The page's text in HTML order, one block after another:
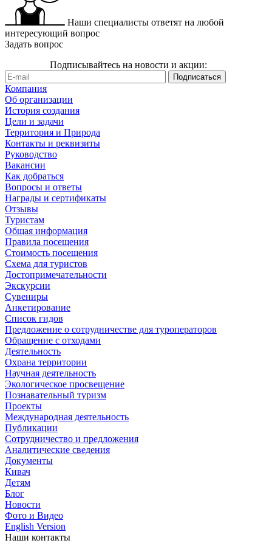
Наши специалисты ответят на любой
интересующий вопрос
Задать вопрос
Подписывайтесь на новости и акции:
Компания
Об организации
История создания
Цели и задачи
Территория и Природа
Контакты и реквизиты
Руководство
Вакансии
Как добраться
Вопросы и ответы
Награды и сертификаты
Отзывы
Туристам
Общая информация
Правила посещения
Стоимость посещения
Схема для туристов
Достопримечательности
Экскурсии
Сувениры
Анкетирование
Список гидов
Предложение о сотрудничестве для туроператоров
Обращение с отходами
Деятельность
Охрана территории
Научная деятельность
Экологическое просвещение
Познавательный туризм
Проекты
Международная деятельность
Публикации
Сотрудничество и предложения
Аналитические сведения
Документы
Кивач
Детям
Блог
Новости
Фото и Видео
English Version
Наши контакты